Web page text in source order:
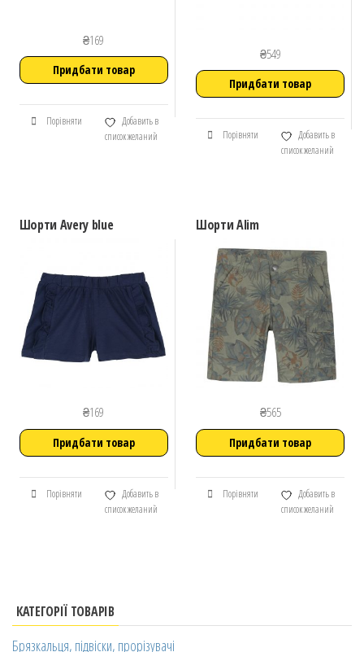
₴169
Придбати товар
Порівняти
Добавить в
список желаний
₴549
Придбати товар
Порівняти
Добавить в
список желаний
Шорти Avery blue
₴169
Придбати товар
Порівняти
Добавить в
список желаний
Шорти Alim
₴565
Придбати товар
Порівняти
Добавить в
список желаний
КАТЕГОРІЇ ТОВАРІВ
Брязкальця, підвіски, прорізувачі